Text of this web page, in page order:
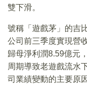
雙下滑。
號稱「遊戲茅」的吉
公司前三季度實現營
歸母淨利潤8.59億元
周期導致老遊戲流水
司業績變動的主要原因